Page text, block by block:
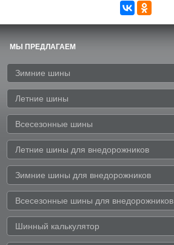
МЫ ПРЕДЛАГАЕМ
Зимние шины
Летние шины
Всесезонные шины
Летние шины для внедорожников
Зимние шины для внедорожников
Всесезонные шины для внедорожников
Шинный калькулятор